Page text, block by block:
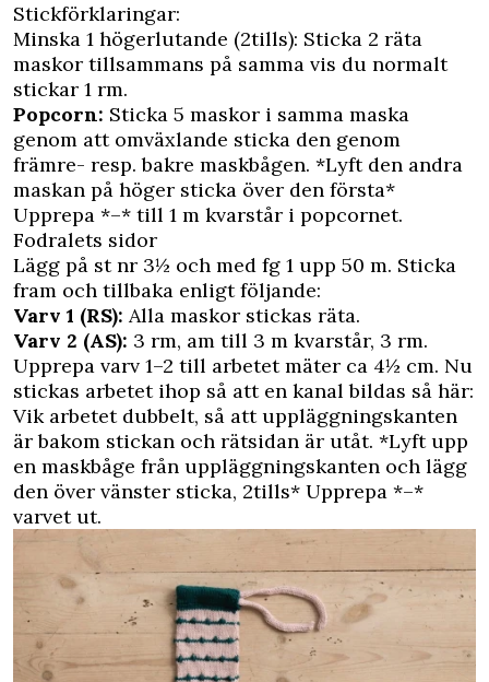
Stickförklaringar:
Minska 1 högerlutande (2tills): Sticka 2 räta
maskor tillsammans på samma vis du normalt
stickar 1 rm.
Popcorn: Sticka 5 maskor i samma maska
genom att omväxlande sticka den genom
främre- resp. bakre maskbågen. *Lyft den andra
maskan på höger sticka över den första*
Upprepa *–* till 1 m kvarstår i popcornet.
Fodralets sidor
Lägg på st nr 3½ och med fg 1 upp 50 m. Sticka
fram och tillbaka enligt följande:
Varv 1 (RS): Alla maskor stickas räta.
Varv 2 (AS): 3 rm, am till 3 m kvarstår, 3 rm.
Upprepa varv 1–2 till arbetet mäter ca 4½ cm. Nu
stickas arbetet ihop så att en kanal bildas så här:
Vik arbetet dubbelt, så att uppläggningskanten
är bakom stickan och rätsidan är utåt. *Lyft upp
en maskbåge från uppläggningskanten och lägg
den över vänster sticka, 2tills* Upprepa *–*
varvet ut.